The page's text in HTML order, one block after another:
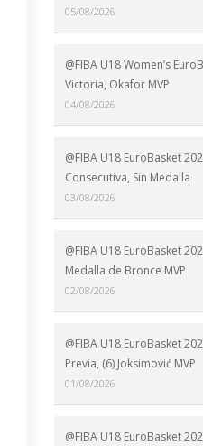
05/08/2026
@FIBA U18 Women’s
Victoria, Okafor MVP
04/08/2026
@FIBA U18 EuroBasket
Consecutiva, Sin Medalla
03/08/2026
@FIBA U18 EuroBasket
Medalla de Bronce MVP
02/08/2026
@FIBA U18 EuroBasket
Previa, (6) Joksimović MVP
01/08/2026
@FIBA U18 EuroBasket